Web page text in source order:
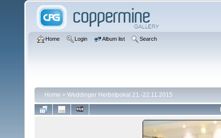
Home Login Album list Search
Home > Weddinger Herbstpokal 21.-22.11.2015